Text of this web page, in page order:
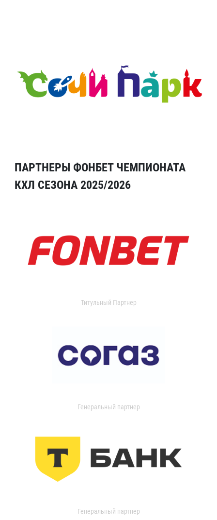
ПАРТНЕРЫ ФОНБЕТ ЧЕМПИОНАТА
КХЛ СЕЗОНА 2025/2026
Титульный Партнер
Генеральный партнер
Генеральный партнер